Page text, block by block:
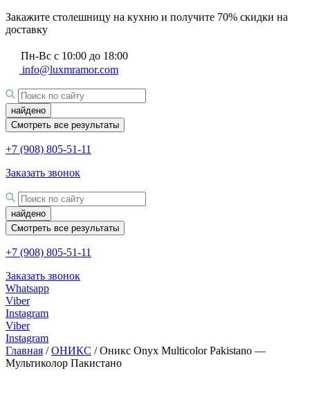
Закажите столешницу на кухню и получите 70% скидки на
доставку
Пн-Вс с 10:00 до 18:00
info@luxmramor.com
найдено
Смотреть все результаты
+7 (908) 805-51-11
Заказать звонок
найдено
Смотреть все результаты
+7 (908) 805-51-11
Заказать звонок
Whatsapp
Viber
Instagram
Viber
Instagram
Главная /ОНИКС / Оникс Onyx Multicolor Pakistano —
Мультиколор Пакистано